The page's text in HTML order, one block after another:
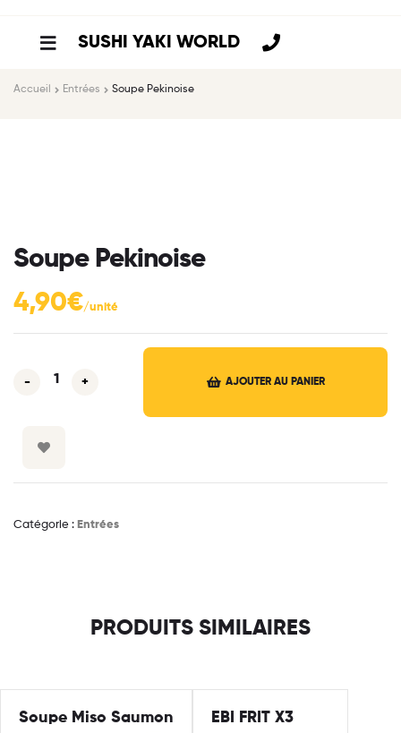
SUSHI YAKI WORLD
Accueil Entrées Soupe Pekinoise
Soupe Pekinoise
4,90€
- + AJOUTER AU PANIER
Catégorie : Entrées
PRODUITS SIMILAIRES
Soupe Miso Saumon EBI FRIT X3